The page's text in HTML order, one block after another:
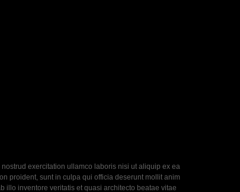
exercitation ullamco laboris nisi ut aliquip ex ea
proident, sunt in culpa qui officia deserunt mollit anim
illo inventore veritatis et quasi architecto beatae vitae